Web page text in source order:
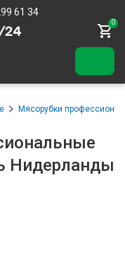
61 34
0
Мясорубки
Нидерланды